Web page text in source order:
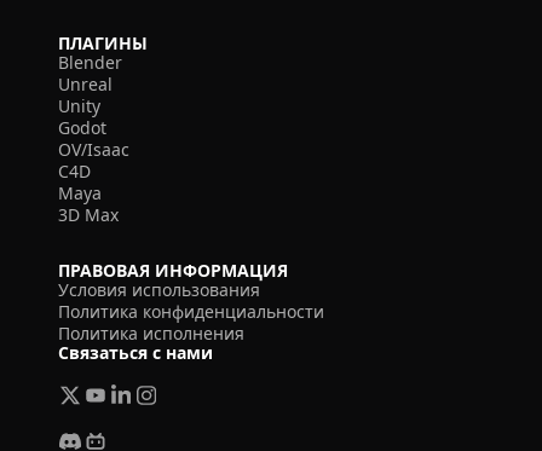
ПЛАГИНЫ
Blender
Unreal
Unity
Godot
OV/Isaac
C4D
Maya
3D Max
ПРАВОВАЯ ИНФОРМАЦИЯ
Условия использования
Политика конфиденциальности
Политика исполнения
Связаться с нами